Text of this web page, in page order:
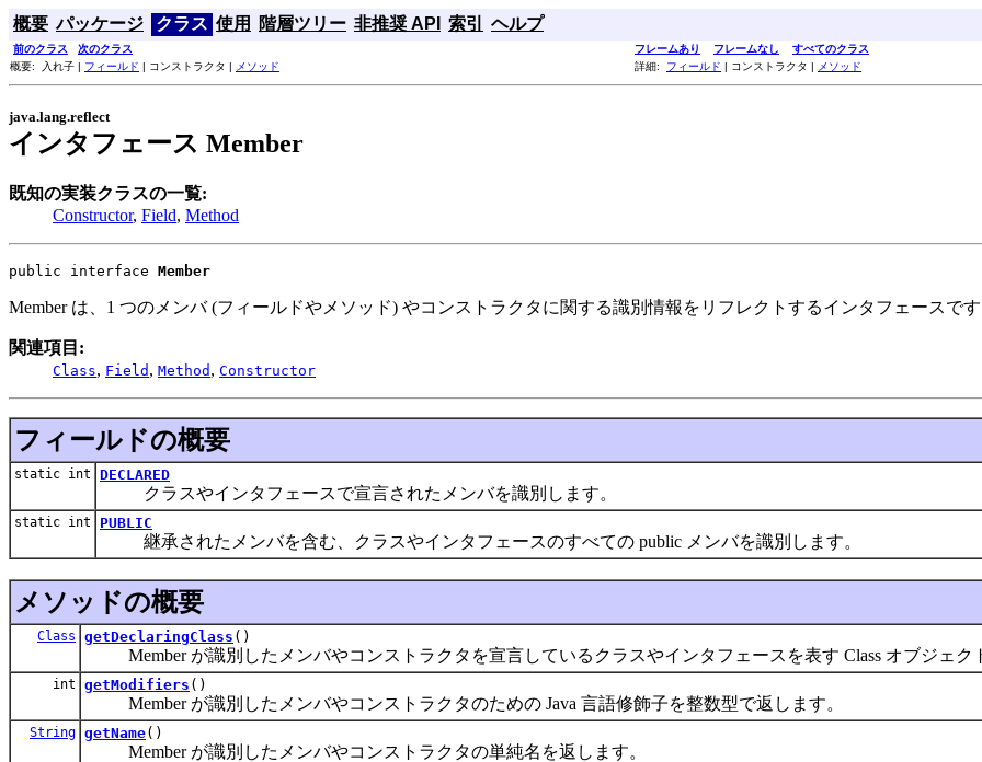
概要 パッケージ クラス 使用 階層ツリー 非推奨 API 索引 ヘルプ
前のクラス 次のクラス フレームあり フレームなし
すべてのクラス
概要: 入れ子 | フィールド | コンストラクタ | メソッド 詳細: フィールド | コンストラクタ | メソッド
java.lang.reflect
インタフェース Member
既知の実装クラスの一覧:
Constructor, Field, Method
public interface Member
Member は、1 つのメンバ (フィールドやメソッド) やコンストラクタに関する識別情報をリフレクトするインタフェースで
関連項目:
Class, Field , Method , Constructor
フィールドの概要
static int DECLARED
クラスやインタフェースで宣言されたメンバを識別します。
static int PUBLIC
継承されたメンバを含む、クラスやインタフェースのすべての public メンバを識別します。
メソッドの概要
Class getDeclaringClass ()
Member が識別したメンバやコンストラクタを宣言しているクラスやインタフェースを表す Class オブジェク
int getModifiers ()
Member が識別したメンバやコンストラクタのための Java 言語修飾子を整数型で返します。
String getName()
Member が識別したメンバやコンストラクタの単純名を返します。